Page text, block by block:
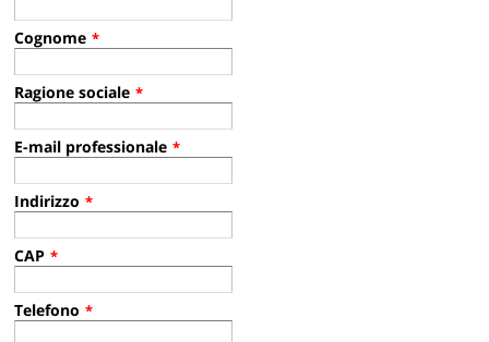
Cognome *
Ragione sociale *
E-mail professionale *
Indirizzo *
CAP *
Telefono *